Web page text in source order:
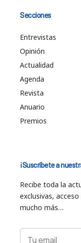
Secciones
Entrevistas
Opinión
Actualidad
Agenda
Revista
Anuario
Premios
¡Suscríbete a
Recibe toda la
exclusivas,
mucho más…